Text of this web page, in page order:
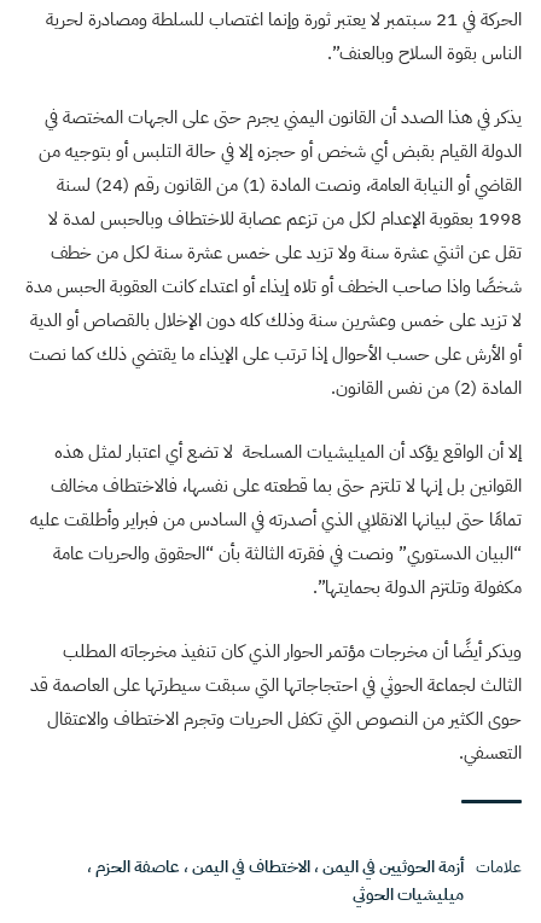
الحركة في 21 سبتمبر لا يعتبر ثورة وإنما اغتصاب للسلطة ومصادرة لحرية
الناس بقوة السلاح وبالعنف”.
يذكر في هذا الصدد أن القانون اليمني يجرم حتى على الجهات المختصة في
الدولة القيام بقبض أي شخص أو حجزه إلا في حالة التلبس أو بتوجيه من
القاضي أو النيابة العامة، ونصت المادة (1) من القانون رقم (24) لسنة
1998 بعقوبة الإعدام لكل من تزعم عصابة للاختطاف وبالحبس لمدة لا
تقل عن اثنتي عشرة سنة ولا تزيد على خمس عشرة سنة لكل من خطف
شخصًا واذا صاحب الخطف أو تلاه إيذاء أو اعتداء كانت العقوبة الحبس مدة
لا تزيد على خمس وعشرين سنة وذلك كله دون الإخلال بالقصاص أو الدية
أو الأرش على حسب الأحوال إذا ترتب على الإيذاء ما يقتضي ذلك كما نصت
المادة (2) من نفس القانون.
إلا أن الواقع يؤكد أن الميليشيات المسلحة لا تضع أي اعتبار لمثل هذه
القوانين بل إنها لا تلتزم حتى بما قطعته على نفسها، فالاختطاف مخالف
تمامًا حتى لبيانها الانقلابي الذي أصدرته في السادس من فبراير وأطلقت عليه
“البيان الدستوري” ونصت في فقرته الثالثة بأن “الحقوق والحريات عامة
مكفولة وتلتزم الدولة بحمايتها”.
ويذكر أيضًا أن مخرجات مؤتمر الحوار الذي كان تنفيذ مخرجاته المطلب
الثالث لجماعة الحوثي في احتجاجاتها التي سبقت سيطرتها على العاصمة قد
حوى الكثير من النصوص التي تكفل الحريات وتجرم الاختطاف والاعتقال
التعسفي.
علامات أزمة الحوثيين في اليمن،الاختطاف في اليمن، عاصفة الحزم،
ميليشيات الحوثي